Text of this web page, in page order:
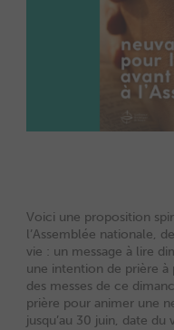
Voici une proposition
l’Assemblée nationale,
vie : un message à lire
une intention de prière
des messes de ce
prière pour animer une
jusqu’au 30 juin, date du